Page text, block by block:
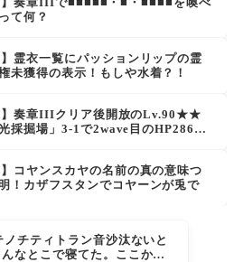
て何？
】霊衣一覧にパッションリップの霊
未獲得の表示！もしや水着？！
】奏章IIIクリア後開放のLv.90★★
採掘場」3-1で2wave目のHP286万
】コヤンスカヤの名前の真の意味つ
！カザフスタンでコヤーンが兎で
ノチティトラン音沙汰ないと
なとこで寝てた。ここから